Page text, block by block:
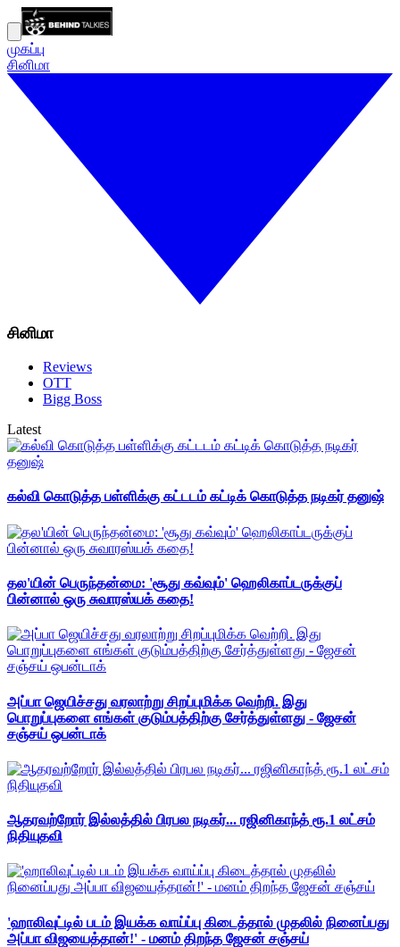
முகப்பு
சினிமா
சினிமா
Reviews
OTT
Bigg Boss
Latest
கல்வி கொடுத்த பள்ளிக்கு கட்டடம் கட்டிக் கொடுத்த நடிகர் தனுஷ்
தல'யின் பெருந்தன்மை: 'சூது கவ்வும்' ஹெலிகாப்டருக்குப்
பின்னால் ஒரு சுவாரஸ்யக் கதை!
அப்பா ஜெயிச்சது வரலாற்று சிறப்புமிக்க வெற்றி. இது
பொறுப்புகளை எங்கள் குடும்பத்திற்கு சேர்த்துள்ளது - ஜேசன்
சஞ்சய் ஒபன்டாக்
ஆதரவற்றோர் இல்லத்தில் பிரபல நடிகர்... ரஜினிகாந்த் ரூ.1 லட்சம்
நிதியுதவி
'ஹாலிவுட்டில் படம் இயக்க வாய்ப்பு கிடைத்தால் முதலில் நினைப்பது
அப்பா விஜயைத்தான்!' - மனம் திறந்த ஜேசன் சஞ்சய்